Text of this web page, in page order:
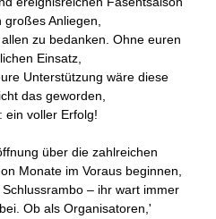
großes Anliegen,
zu bedanken. Ohne euren
Einsatz,
Unterstützung wäre diese
das geworden,
ein voller Erfolg!
über die zahlreichen
Monate im Voraus beginnen,
– ihr wart immer
Ob als Organisatoren,'